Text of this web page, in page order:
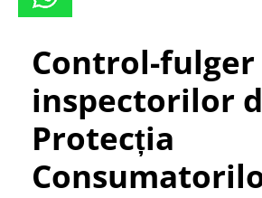
Control-fulger
inspectorilor
Protecția